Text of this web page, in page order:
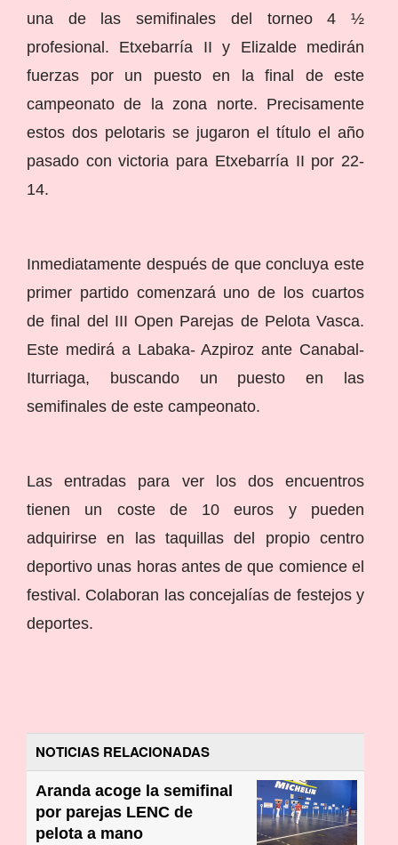
una de las semifinales del torneo 4 ½
profesional. Etxebarría II y Elizalde medirán
fuerzas por un puesto en la final de este
campeonato de la zona norte. Precisamente
estos dos pelotaris se jugaron el título el año
pasado con victoria para Etxebarría II por 22-
14.
Inmediatamente después de que concluya este
primer partido comenzará uno de los cuartos
de final del III Open Parejas de Pelota Vasca.
Este medirá a Labaka- Azpiroz ante Canabal-
Iturriaga, buscando un puesto en las
semifinales de este campeonato.
Las entradas para ver los dos encuentros
tienen un coste de 10 euros y pueden
adquirirse en las taquillas del propio centro
deportivo unas horas antes de que comience el
festival. Colaboran las concejalías de festejos y
deportes.
NOTICIAS RELACIONADAS
Aranda acoge la semifinal
por parejas LENC de
pelota a mano